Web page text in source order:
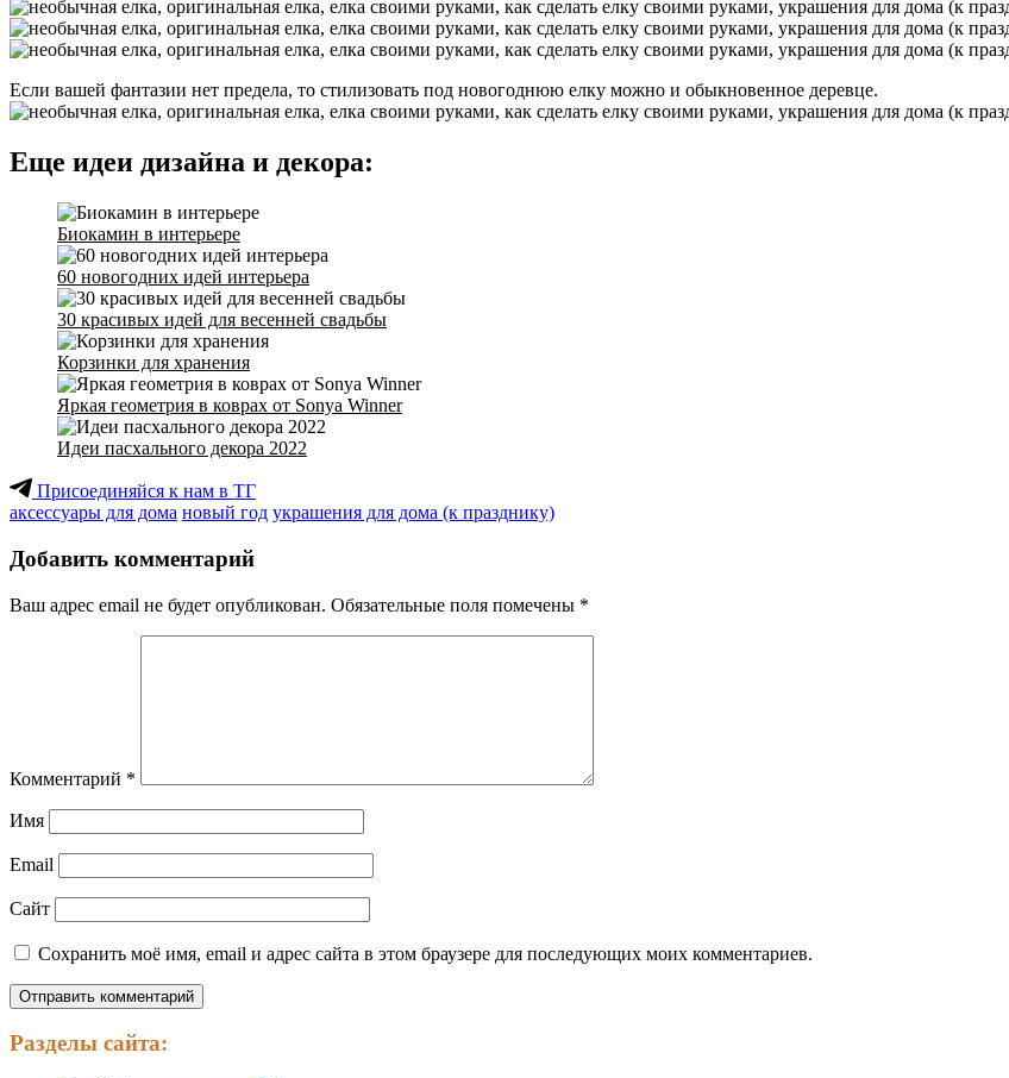
Если вашей фантазии нет предела, то стилизовать под новогоднюю елку можно и обыкновенное деревце.
Еще идеи дизайна и декора:
Биокамин в интерьере
60 новогодних идей интерьера
30 красивых идей для весенней свадьбы
Корзинки для хранения
Яркая геометрия в коврах от Sonya Winner
Идеи пасхального декора 2022
Присоединяйся к нам в ТГ
аксессуары для дома новый год украшения для дома (к празднику)
Добавить комментарий
Ваш адрес email не будет опубликован. Обязательные поля помечены *
Комментарий *
Имя
Email
Сайт
Сохранить моё имя, email и адрес сайта в этом браузере для последующих моих комментариев.
Разделы сайта: